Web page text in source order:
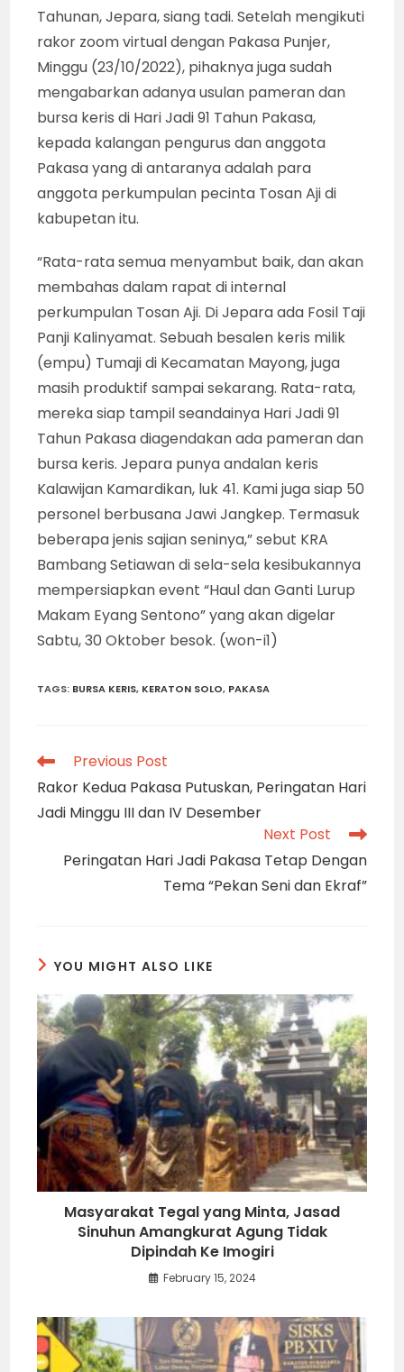
Tahunan, Jepara, siang tadi. Setelah mengikuti
rakor zoom virtual dengan Pakasa Punjer,
Minggu (23/10/2022), pihaknya juga sudah
mengabarkan adanya usulan pameran dan
bursa keris di Hari Jadi 91 Tahun Pakasa,
kepada kalangan pengurus dan anggota
Pakasa yang di antaranya adalah para
anggota perkumpulan pecinta Tosan Aji di
kabupetan itu.
“Rata-rata semua menyambut baik, dan akan
membahas dalam rapat di internal
perkumpulan Tosan Aji. Di Jepara ada Fosil Taji
Panji Kalinyamat. Sebuah besalen keris milik
(empu) Tumaji di Kecamatan Mayong, juga
masih produktif sampai sekarang. Rata-rata,
mereka siap tampil seandainya Hari Jadi 91
Tahun Pakasa diagendakan ada pameran dan
bursa keris. Jepara punya andalan keris
Kalawijan Kamardikan, luk 41. Kami juga siap 50
personel berbusana Jawi Jangkep. Termasuk
beberapa jenis sajian seninya,” sebut KRA
Bambang Setiawan di sela-sela kesibukannya
mempersiapkan event “Haul dan Ganti Lurup
Makam Eyang Sentono” yang akan digelar
Sabtu, 30 Oktober besok. (won-i1)
TAGS: BURSA KERIS, KERATON SOLO, PAKASA
Read
more
articles
Previous Post
Rakor Kedua Pakasa Putuskan, Peringatan Hari
Jadi Minggu III dan IV Desember
Next Post
Peringatan Hari Jadi Pakasa Tetap Dengan
Tema “Pekan Seni dan Ekraf”
YOU MIGHT ALSO LIKE
Masyarakat Tegal yang Minta, Jasad
Sinuhun Amangkurat Agung Tidak
Dipindah Ke Imogiri
February 15, 2024